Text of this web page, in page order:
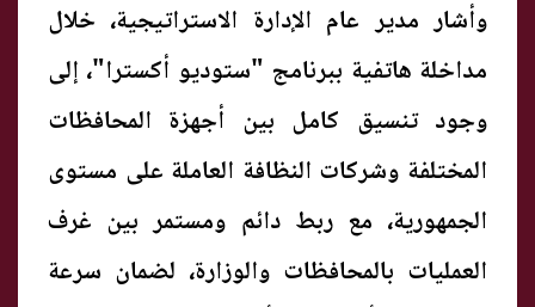
وأشار مدير عام الإدارة الاستراتيجية، خلال
مداخلة هاتفية ببرنامج "ستوديو أكسترا"، إلى
وجود تنسيق كامل بين أجهزة المحافظات
المختلفة وشركات النظافة العاملة على مستوى
الجمهورية، مع ربط دائم ومستمر بين غرف
العمليات بالمحافظات والوزارة، لضمان سرعة